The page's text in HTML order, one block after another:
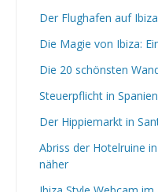
Der Flughafen auf
Die Magie von Ibiza:
Die 20 schönsten
Steuerpflicht in
Der Hippiemarkt in
Abriss der Hotelruine
näher